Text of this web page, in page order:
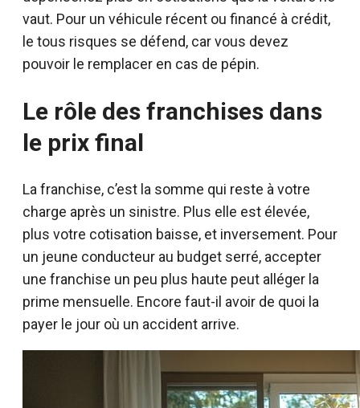
vaut. Pour un véhicule récent ou financé à crédit,
le tous risques se défend, car vous devez
pouvoir le remplacer en cas de pépin.
Le rôle des franchises dans
le prix final
La franchise, c’est la somme qui reste à votre
charge après un sinistre. Plus elle est élevée,
plus votre cotisation baisse, et inversement. Pour
un jeune conducteur au budget serré, accepter
une franchise un peu plus haute peut alléger la
prime mensuelle. Encore faut-il avoir de quoi la
payer le jour où un accident arrive.